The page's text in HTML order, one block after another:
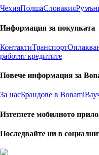
ЧехияПолшаСловакия
Информация за покупката
КонтактиТранспорт
работят кредитите
Повече информация за
За насБрандове в Bonami
Изтеглете мобилното
Последвайте ни в